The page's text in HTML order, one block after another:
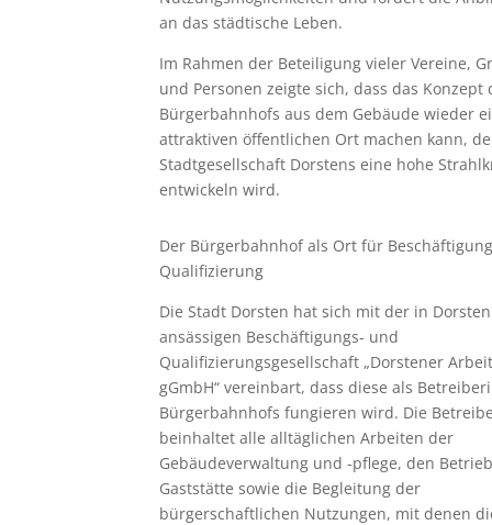
an das städtische Leben.
Im Rahmen der Beteiligung vieler Vereine,
und Personen zeigte sich, dass das Konzept
Bürgerbahnhofs aus dem Gebäude wieder
attraktiven öffentlichen Ort machen kann,
Stadtgesellschaft Dorstens eine hohe
entwickeln wird.
Der Bürgerbahnhof als Ort für
Qualifizierung
Die Stadt Dorsten hat sich mit der in Dorsten
ansässigen Beschäftigungs- und
Qualifizierungsgesellschaft „Dorstener Arbeit
gGmbH“ vereinbart, dass diese als
Bürgerbahnhofs fungieren wird. Die
beinhaltet alle alltäglichen Arbeiten der
Gebäudeverwaltung und -pflege, den
Gaststätte sowie die Begleitung der
bürgerschaftlichen Nutzungen, mit denen